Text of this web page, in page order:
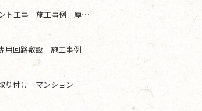
EVコンセント工事 施工事例 厚木 綾瀬 大和 海老名 エリア
エアコン専用回路敷設 施工事例 茅ヶ崎 藤沢 寒川 エリア
エアコン取り付け マンション 鎌倉 逗子 藤沢 横浜 エリア